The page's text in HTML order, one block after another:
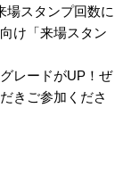
場スタンプ回数に
け「来場スタン
レードがUP！ぜ
きご参加くださ